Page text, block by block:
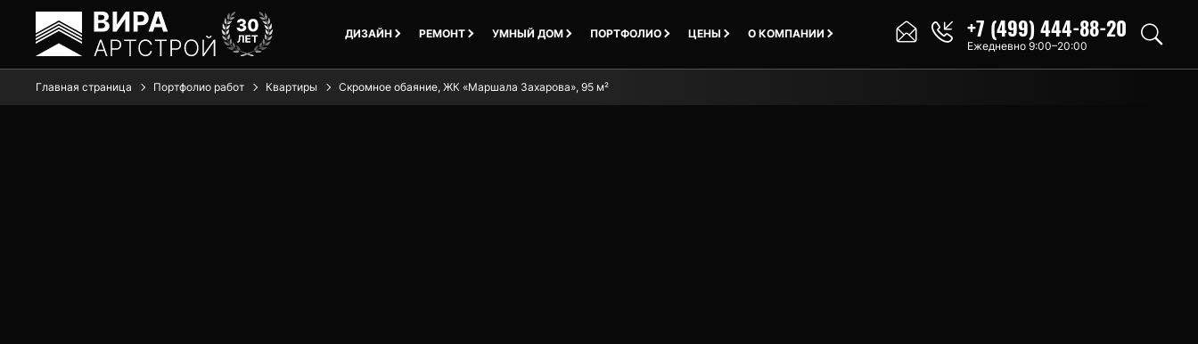
ДИЗАЙН РЕМОНТ УМНЫЙ ДОМ ПОРТФОЛИО ЦЕНЫ О КОМПАНИИ +7 (499) 444-88-20
Ежедневно 9:00–20:00
Главная страница Портфолио работ Квартиры Скромное обаяние, ЖК «Маршала Захарова», 95 м²